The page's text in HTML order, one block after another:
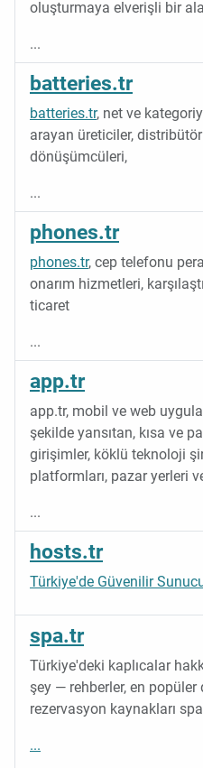
oluşturmaya elverişli bir
...
batteries.tr
batteries.tr, net ve
arayan üreticiler,
dönüşümcüleri,
...
phones.tr
phones.tr, cep telefonu
onarım hizmetleri,
ticaret
...
app.tr
app.tr, mobil ve web
şekilde yansıtan, kısa ve
girişimler, köklü teknoloji
platformları, pazar yerleri
...
hosts.tr
Türkiye'de Güvenilir
spa.tr
Türkiye'deki kaplıcalar
şey — rehberler, en
rezervasyon kaynakları
...